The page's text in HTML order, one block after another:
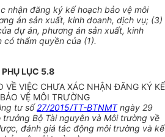
nhận đăng ký kế hoạch bảo vệ môi
án sản xuất, kinh doanh, dịch vụ; (3)
dự án, phương án sản xuất, kinh
thẩm quyền của (1).
PHỤ LỤC 5.8
VỀ VIỆC CHƯA XÁC NHẬN ĐĂNG KÝ KẾ
VỆ MÔI TRƯỜNG
tư số27/2015/TT-BTNMTngày 29
Bộ Tài nguyên và Môi trường về
đánh giá tác động môi trường và kế